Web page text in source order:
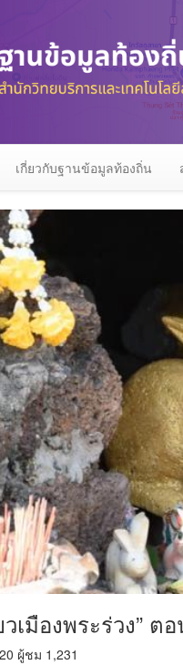
เกี่ยวกับฐานข้อมูลท้องถิ่น
วเมืองพระร่วง”
ผู้ชม 1,231